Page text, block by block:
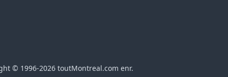
© 1996-2026 toutMontreal.com enr.